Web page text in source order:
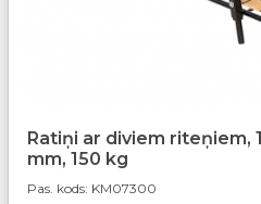
Ratiņi ar diviem riteņiem,
mm, 150 kg
Pas. kods: KM07300